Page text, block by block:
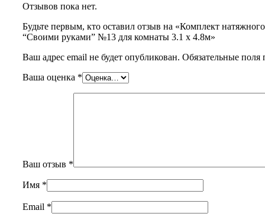
Отзывов пока нет.
Будьте первым, кто оставил отзыв на «Комплект
“Своими руками” №13 для комнаты 3.1 х 4.8м»
Ваш адрес email не будет опубликован. Обязательные
Ваша оценка *
Ваш отзыв *
Имя *
Email *